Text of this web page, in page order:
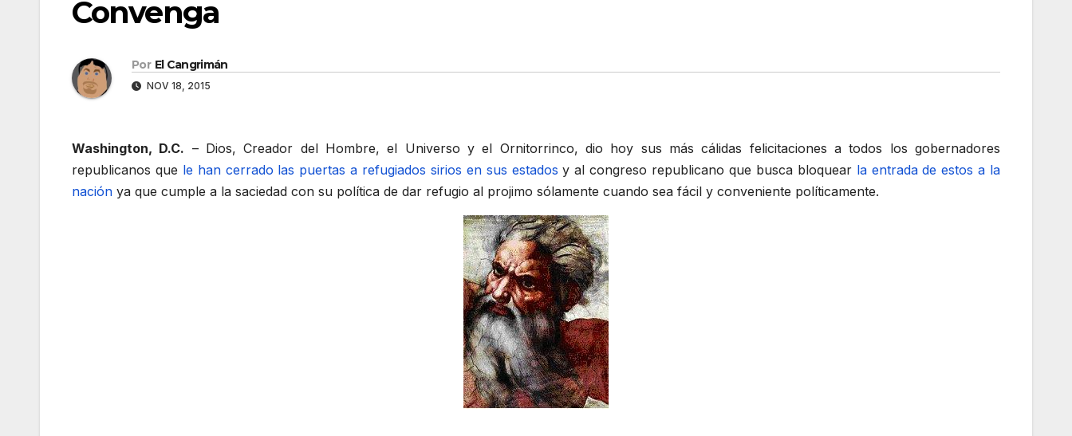
Convenga
Por El Cangrimán
NOV 18, 2015
Washington, D.C. – Dios, Creador del Hombre, el Universo y el Ornitorrinco, dio hoy sus más cálidas felicitaciones a todos los gobernadores
republicanos que le han cerrado las puertas a refugiados sirios en sus estados y al congreso republicano que busca bloquear la entrada de estos a la
nación ya que cumple a la saciedad con su política de dar refugio al projimo sólamente cuando sea fácil y conveniente políticamente.